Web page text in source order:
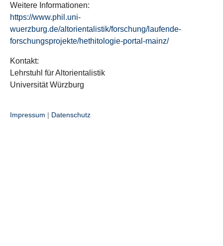
Weitere Informationen:
https://www.phil.uni-
wuerzburg.de/altorientalistik/forschung/laufende-
forschungsprojekte/hethitologie-portal-mainz/
Kontakt:
Lehrstuhl für Altorientalistik
Universität Würzburg
Impressum | Datenschutz